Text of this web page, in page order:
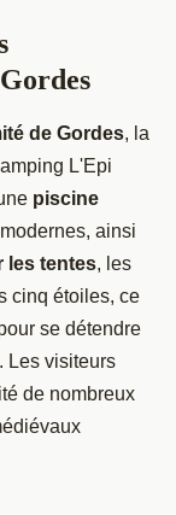
de Gordes, la
L'Epi
piscine
ainsi
les tentes, les
cinq étoiles, ce
se détendre
. Les visiteurs
de nombreux